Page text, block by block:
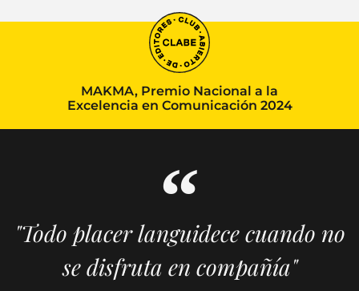
MAKMA, Premio Nacional a la
Excelencia en Comunicación 2024
"Todo placer languidece cuando no
se disfruta en compañía"